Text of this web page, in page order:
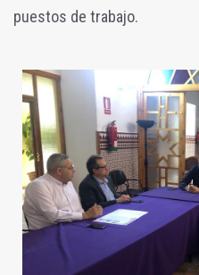
puestos de trabajo.